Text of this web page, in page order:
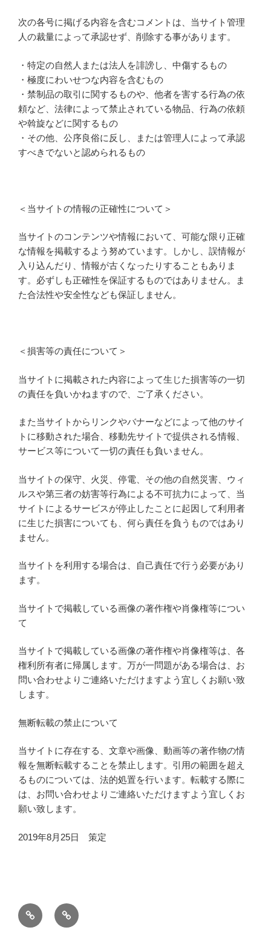
次の各号に掲げる内容を含むコメントは、当サイト管理
人の裁量によって承認せず、削除する事があります。
・特定の自然人または法人を誹謗し、中傷するもの
・極度にわいせつな内容を含むもの
・禁制品の取引に関するものや、他者を害する行為の依
頼など、法律によって禁止されている物品、行為の依頼
や斡旋などに関するもの
・その他、公序良俗に反し、または管理人によって承認
すべきでないと認められるもの
＜当サイトの情報の正確性について＞
当サイトのコンテンツや情報において、可能な限り正確
な情報を掲載するよう努めています。しかし、誤情報が
入り込んだり、情報が古くなったりすることもありま
す。必ずしも正確性を保証するものではありません。ま
た合法性や安全性なども保証しません。
＜損害等の責任について＞
当サイトに掲載された内容によって生じた損害等の一切
の責任を負いかねますので、ご了承ください。
また当サイトからリンクやバナーなどによって他のサイ
トに移動された場合、移動先サイトで提供される情報、
サービス等について一切の責任も負いません。
当サイトの保守、火災、停電、その他の自然災害、ウィ
ルスや第三者の妨害等行為による不可抗力によって、当
サイトによるサービスが停止したことに起因して利用者
に生じた損害についても、何ら責任を負うものではあり
ません。
当サイトを利用する場合は、自己責任で行う必要があり
ます。
当サイトで掲載している画像の著作権や肖像権等につい
て
当サイトで掲載している画像の著作権や肖像権等は、各
権利所有者に帰属します。万が一問題がある場合は、お
問い合わせよりご連絡いただけますよう宜しくお願い致
します。
無断転載の禁止について
当サイトに存在する、文章や画像、動画等の著作物の情
報を無断転載することを禁止します。引用の範囲を超え
るものについては、法的処置を行います。転載する際に
は、お問い合わせよりご連絡いただけますよう宜しくお
願い致します。
2019年8月25日 策定
ホ
ー
お
問